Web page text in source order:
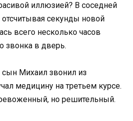
иллюзией? В соседней
отсчитывая секунды новой
всего несколько часов
звонка в дверь.
сын Михаил звонил из
медицину на третьем курсе.
но решительный.